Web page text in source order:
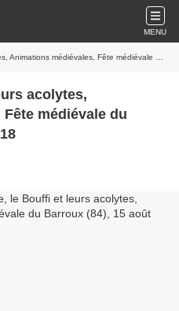
MENU
Fête médiévale du Barroux (84), 15 août 2018
acolytes,
médiévale du